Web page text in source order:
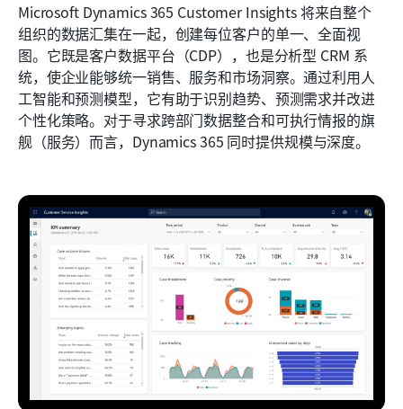
Microsoft Dynamics 365 Customer Insights 将来自整个
组织的数据汇集在一起，创建每位客户的单一、全面视
图。它既是客户数据平台（CDP），也是分析型 CRM 系
统，使企业能够统一销售、服务和市场洞察。通过利用人
工智能和预测模型，它有助于识别趋势、预测需求并改进
个性化策略。对于寻求跨部门数据整合和可执行情报的旗
舰（服务）而言，Dynamics 365 同时提供规模与深度。